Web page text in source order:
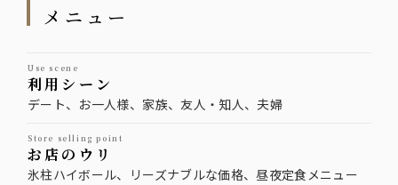
メニュー
use scene
利用シーン
デート、お一人様、家族、友人・知人、夫婦
store selling point
お店のウリ
氷柱ハイボール、リーズナブルな価格、昼夜定食メニュー